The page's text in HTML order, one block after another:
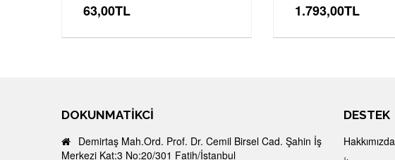
63,00TL 1.793,00TL
DOKUNMATIKCI
Demirtaş Mah.Ord. Prof. Dr. Cemil Birsel Cad. Şahin İş
Merkezi Kat:3 No:20/301 Fatih/İstanbul
DESTEK
Hakkımızda